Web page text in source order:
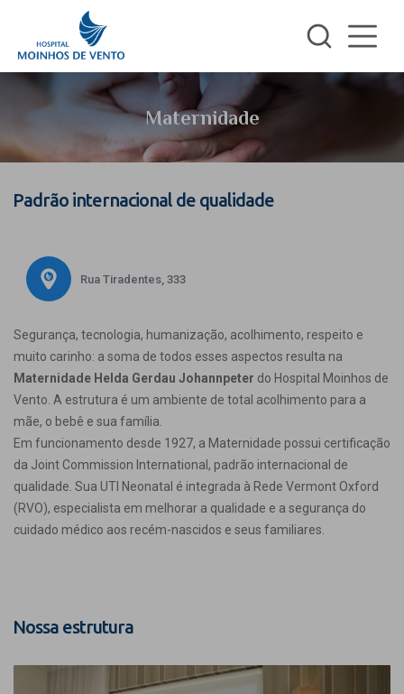
Maternidade
Padrão internacional de qualidade
Rua Tiradentes, 333
Segurança, tecnologia, humanização, acolhimento, respeito e
muito carinho: a soma de todos esses aspectos resulta na
Maternidade Helda Gerdau Johannpeter do Hospital Moinhos de
Vento. A estrutura é um ambiente de total acolhimento para a
mãe, o bebê e sua família.
Em funcionamento desde 1927, a Maternidade possui certificação
da Joint Commission International, padrão internacional de
qualidade. Sua UTI Neonatal é integrada à Rede Vermont Oxford
(RVO), especialista em melhorar a qualidade e a segurança do
cuidado médico aos recém-nascidos e seus familiares.
Nossa estrutura